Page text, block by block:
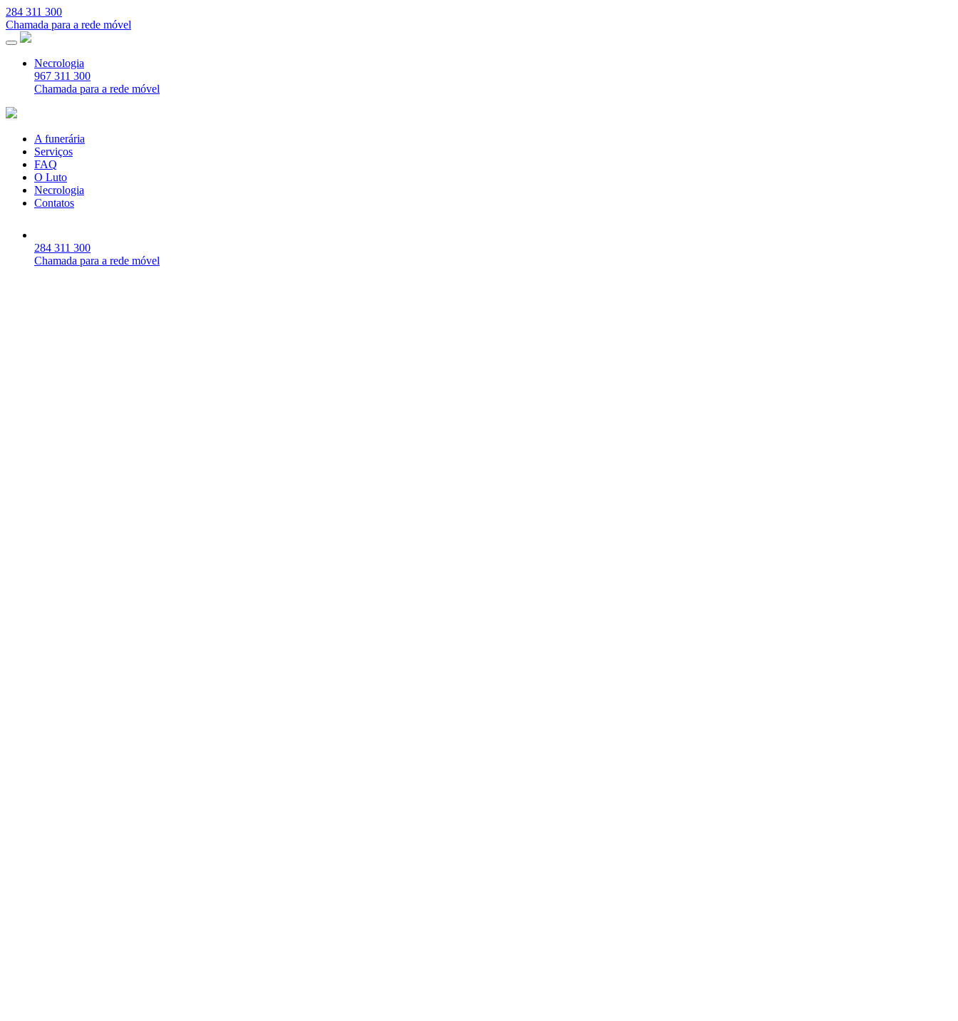
284 311 300
Chamada para a rede móvel
Necrologia
967 311 300
Chamada para a rede móvel
A funerária
Serviços
FAQ
O Luto
Necrologia
Contatos
284 311 300
Chamada para a rede móvel